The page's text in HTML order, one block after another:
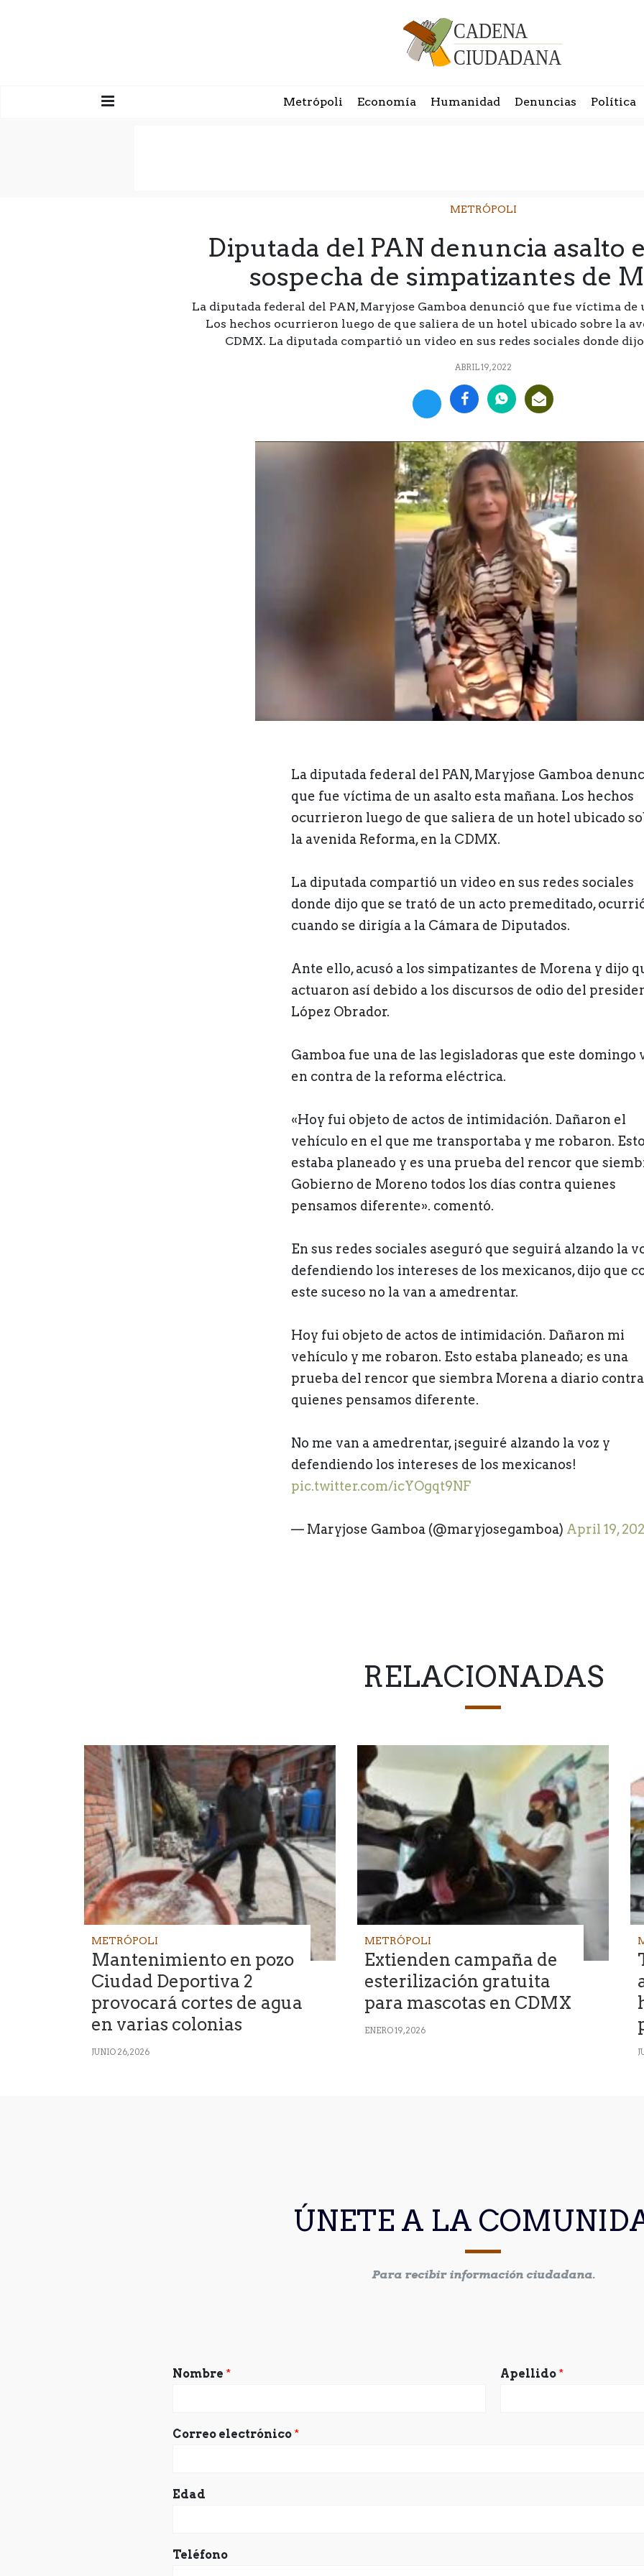
Metrópoli Economía Humanidad Denuncias Política
METRÓPOLI
Diputada del PAN denuncia asalto
sospecha de simpatizantes de
La diputada federal del PAN, Maryjose Gamboa denunció que fue víctima de
Los hechos ocurrieron luego de que saliera de un hotel ubicado sobre la
CDMX. La diputada compartió un video en sus redes sociales donde
ABRIL 19, 2022
La diputada federal del PAN, Maryjose Gamboa
que fue víctima de un asalto esta mañana. Los hechos
ocurrieron luego de que saliera de un hotel ubicado
la avenida Reforma, en la CDMX.
La diputada compartió un video en sus redes sociales
donde dijo que se trató de un acto premeditado,
cuando se dirigía a la Cámara de Diputados.
Ante ello, acusó a los simpatizantes de Morena y dijo
actuaron así debido a los discursos de odio del
López Obrador.
Gamboa fue una de las legisladoras que este domingo
en contra de la reforma eléctrica.
«Hoy fui objeto de actos de intimidación. Dañaron el
vehículo en el que me transportaba y me robaron.
estaba planeado y es una prueba del rencor que
Gobierno de Moreno todos los días contra quienes
pensamos diferente». comentó.
En sus redes sociales aseguró que seguirá alzando la
defendiendo los intereses de los mexicanos, dijo que
este suceso no la van a amedrentar.
Hoy fui objeto de actos de intimidación. Dañaron mi
vehículo y me robaron. Esto estaba planeado; es una
prueba del rencor que siembra Morena a diario contra
quienes pensamos diferente.
No me van a amedrentar, ¡seguiré alzando la voz y
defendiendo los intereses de los mexicanos!
pic.twitter.com/icYOgqt9NF
— Maryjose Gamboa (@maryjosegamboa) April 19,
RELACIONADAS
METRÓPOLI
Mantenimiento en pozo
Ciudad Deportiva 2
provocará cortes de agua
en varias colonias
JUNIO 26, 2026
METRÓPOLI
Extienden campaña de
esterilización gratuita
para mascotas en CDMX
ENERO 19, 2026
ÚNETE A LA
Para recibir información ciudadana.
Nombre * Apellido *
Correo electrónico *
Edad
Teléfono